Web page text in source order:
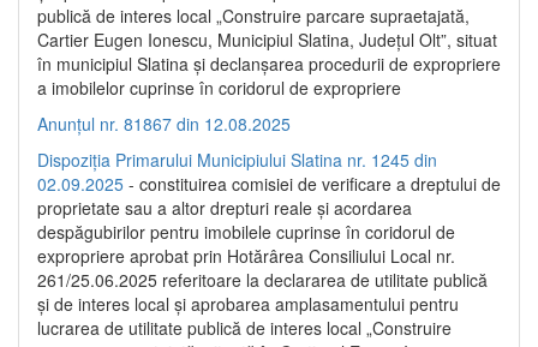
publică de interes local „Construire parcare supraetajată,
Cartier Eugen Ionescu, Municipiul Slatina, Județul Olt”, situat
în municipiul Slatina și declanșarea procedurii de expropriere
a imobilelor cuprinse în coridorul de expropriere
Anunțul nr. 81867 din 12.08.2025
Dispoziția Primarului Municipiului Slatina nr. 1245 din
02.09.2025 - constituirea comisiei de verificare a dreptului de
proprietate sau a altor drepturi reale și acordarea
despăgubirilor pentru imobilele cuprinse în coridorul de
expropriere aprobat prin Hotărârea Consiliului Local nr.
261/25.06.2025 referitoare la declararea de utilitate publică
și de interes local și aprobarea amplasamentului pentru
lucrarea de utilitate publică de interes local „Construire